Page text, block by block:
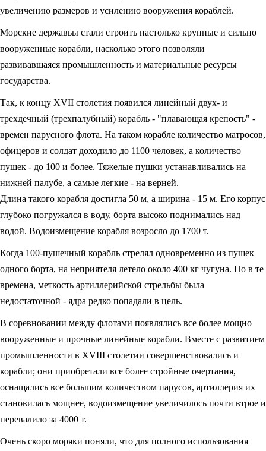
увеличению размеров и усилению вооружения кораблей.
Морские державьы стали строить настолько крупные и сильно
вооруженные корабли, насколько этого позволяли
развивавшаяся промышленность и материальные ресурсы
государства.
Так, к концу XVII столетия появился линейный двух- и
трехдечный (трехпалубный) корабль - "плавающая крепость" -
времен парусного флота. На таком корабле количество матросов,
офицеров и солдат доходило до 1100 человек, а количество
пушек - до 100 и более. Тяжелые пушки устанавливались на
нижней палубе, а самые легкие - на верней.
Длина такого корабля достигла 50 м, а ширина - 15 м. Его корпус
глубоко погружался в воду, борта высоко поднимались над
водой. Водоизмещение корабля возросло до 1700 т.
Когда 100-пушечный корабль стрелял одновременно из пушек
одного борта, на неприятеля летело около 400 кг чугуна. Но в те
времена, меткость артиллерийской стрельбы была
недостаточной - ядра редко попадали в цель.
В соревновании между флотами появлялись все более мощно
вооруженные и прочные линейные корабли. Вместе с развитием
промышленности в XVIII столетии совершенствовались и
корабли; они приобретали все более стройные очертания,
оснащались все большим количеством парусов, артиллерия их
становилась мощнее, водоизмещение увеличилось почти втрое и
перевалило за 4000 т.
Очень скоро моряки поняли, что для полного использования